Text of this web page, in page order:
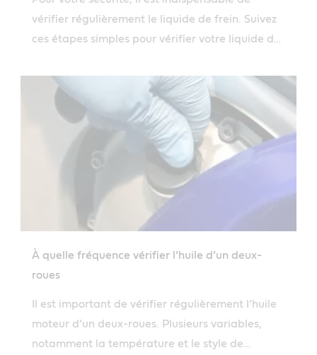
vérifier régulièrement le liquide de frein. Suivez
ces étapes simples pour vérifier votre liquide de
À quelle fréquence vérifier l’huile d’un deux-
roues
Il est important de vérifier régulièrement l’huile
moteur d’un deux-roues. Plusieurs variables,
notamment la température et le style de